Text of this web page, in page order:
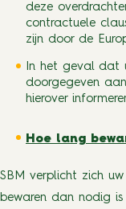
deze
contractuele
zijn door de
In het geval dat
doorgegeven
hierover
Hoe lang
SBM verplicht zich
bewaren dan nodig